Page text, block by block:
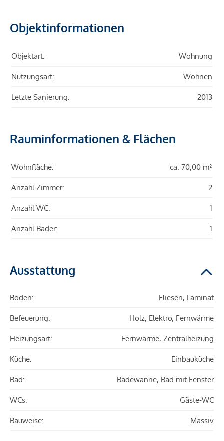
Objektinformationen
Objektart: Wohnung
Nutzungsart: Wohnen
Letzte Sanierung: 2013
Rauminformationen & Flächen
Wohnfläche: ca. 70,00 m²
Anzahl Zimmer: 2
Anzahl WC: 1
Anzahl Bäder: 1
Ausstattung
Boden: Fliesen, Laminat
Befeuerung: Holz, Elektro, Fernwärme
Heizungsart: Fernwärme, Zentralheizung
Küche: Einbauküche
Bad: Badewanne, Bad mit Fenster
WCs: Gäste-WC
Bauweise: Massiv